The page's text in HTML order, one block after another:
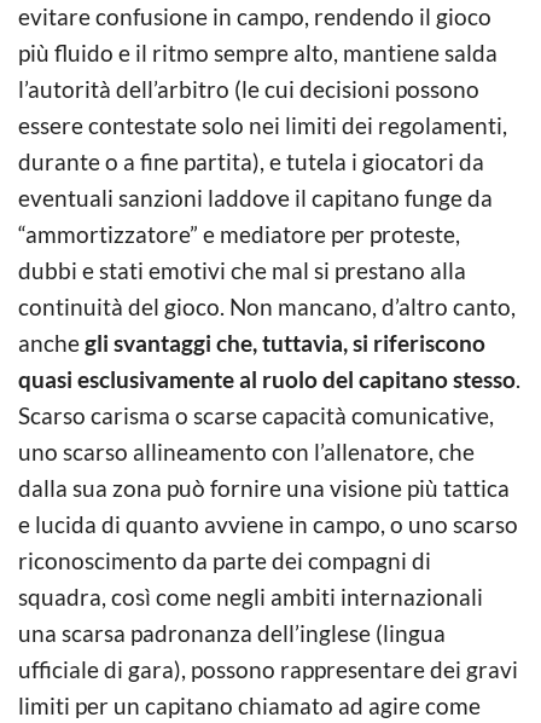
evitare confusione in campo, rendendo il gioco
più fluido e il ritmo sempre alto, mantiene salda
l’autorità dell’arbitro (le cui decisioni possono
essere contestate solo nei limiti dei regolamenti,
durante o a fine partita), e tutela i giocatori da
eventuali sanzioni laddove il capitano funge da
“ammortizzatore” e mediatore per proteste,
dubbi e stati emotivi che mal si prestano alla
continuità del gioco. Non mancano, d’altro canto,
anchegli svantaggi che, tuttavia, si riferiscono
quasi esclusivamente al ruolo del capitano stesso
Scarso carisma o scarse capacità comunicative,
uno scarso allineamento con l’allenatore, che
dalla sua zona può fornire una visione più tattica
e lucida di quanto avviene in campo, o uno scarso
riconoscimento da parte dei compagni di
squadra, così come negli ambiti internazionali
una scarsa padronanza dell’inglese (lingua
ufficiale di gara), possono rappresentare dei gravi
limiti per un capitano chiamato ad agire come